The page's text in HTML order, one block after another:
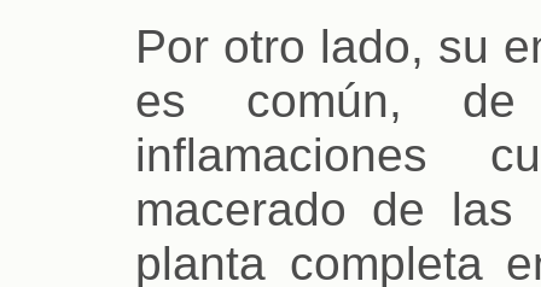
Por otro lado, su
es común,
inflamaciones
macerado de
planta completa